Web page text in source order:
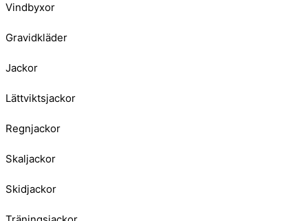
Vindbyxor
Gravidkläder
Jackor
Lättviktsjackor
Regnjackor
Skaljackor
Skidjackor